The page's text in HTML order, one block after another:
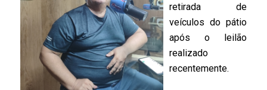
retirada de
veículos do pátio
após o leilão
realizado
recentemente.